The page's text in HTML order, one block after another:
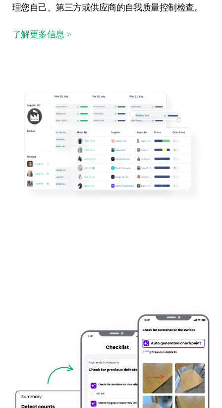
理您自己、第三方或供应商的自我质量控制检查。
了解更多信息 >